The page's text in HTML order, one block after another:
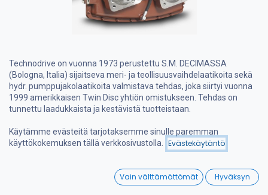
Wishlist
Technodrive on vuonna 1973 perustettu S.M. DECIMASSA
(Bologna, Italia) sijaitseva meri- ja teollisuusvaihdelaatikoita sekä
hydr. pumppujakolaatikoita valmistava tehdas, joka siirtyi vuonna
1999 amerikkaisen Twin Disc yhtiön omistukseen. Tehdas on
tunnettu laadukkaista ja kestävistä tuotteistaan.
Twin Disc Technodrive pumppujakolaatikoiden ominaisuudet:
Pumpun voimansiirrot mahdollistavat kahden tai useamman
Kaikki mallit voidaan valmistella erilaisiin käyttötarkoituksiin:
Käytämme evästeitä tarjotaksemme sinulle paremman
käyttökokemuksen tällä verkkosivustolla.
Evästekäytäntö
Vain välttämättömät Hyväksyn